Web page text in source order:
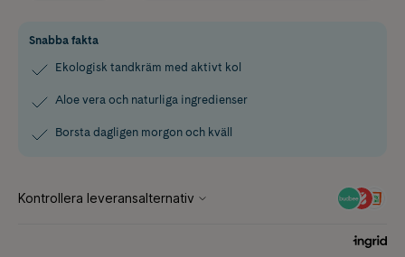
Snabba fakta
Ekologisk tandkräm med aktivt kol
Aloe vera och naturliga ingredienser
Borsta dagligen morgon och kväll